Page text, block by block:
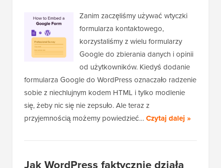
Zanim zaczęliśmy używać wtyczki
formularza kontaktowego,
korzystaliśmy z wielu formularzy
Google do zbierania danych i opinii
od użytkowników. Kiedyś dodanie
formularza Google do WordPress oznaczało radzenie
sobie z niechlujnym kodem HTML i tylko modlenie
się, żeby nic się nie zepsuło. Ale teraz z
przyjemnością możemy powiedzieć…Czytaj dalej »
Jak WordPress faktycznie działa